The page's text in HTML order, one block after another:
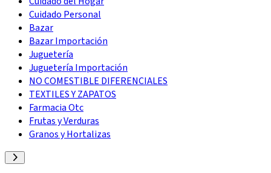
Cuidado Personal
Bazar
Bazar Importación
Juguetería
Juguetería Importación
NO COMESTIBLE DIFERENCIALES
TEXTILES Y ZAPATOS
Farmacia Otc
Frutas y Verduras
Granos y Hortalizas